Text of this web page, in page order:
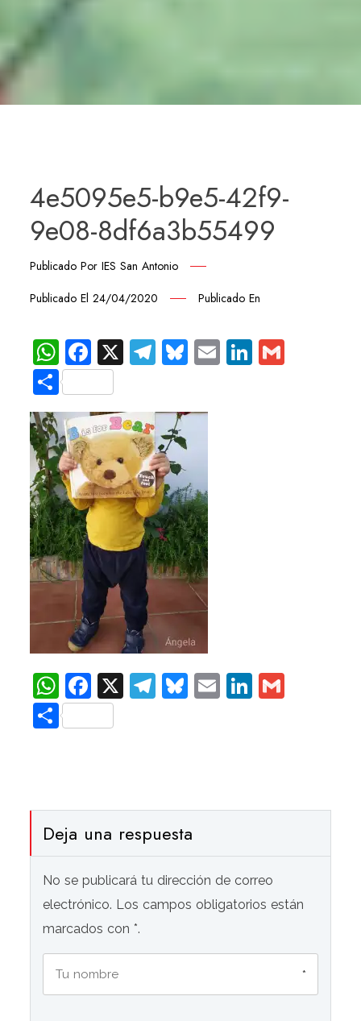
4e5095e5-b9e5-42f9-
9e08-8df6a3b55499
Publicado PorIES San Antonio
Publicado El24/04/2020 Publicado En
WhatsApp
Facebook
X Telegram
Bluesky
EmailLinkedIn
Compartir
WhatsApp
Facebook
X Telegram
Bluesky
EmailLinkedIn
Compartir
Deja una respuesta
No se publicará tu dirección de correo
electrónico. Los campos obligatorios están
marcados con *.
*